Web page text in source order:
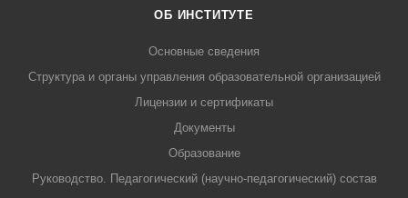
ОБ ИНСТИТУТЕ
Основные сведения
Структура и органы управления образовательной организацией
Лицензии и сертификаты
Документы
Образование
Руководство. Педагогический (научно-педагогический) состав